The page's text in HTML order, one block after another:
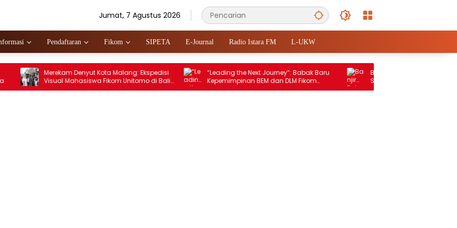
Jumat, 7 Agustus 2026
Pendaftaran Fikom SIPETA E-Journal Radio Istara FM L-UKW
Merekam Denyut Kota Malang: Ekspedisi
Visual Mahasiswa Fikom Unitomo di Balik
Lensa
“Leading the Next Journey”: Babak Baru
Kepemimpinan BEM dan DLM Fikom
Dimulai
Banjir Rob Kembali Rendam Pesisir
Sedati, Ribuan Hektar Tambak Rusak